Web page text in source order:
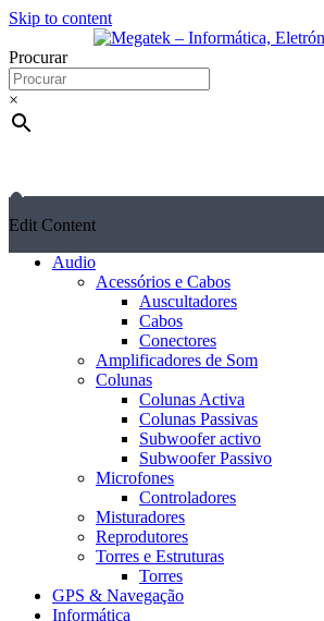
Skip to content
Procurar
×
Edit Content
Audio
Acessórios e Cabos
Auscultadores
Cabos
Conectores
Amplificadores de Som
Colunas
Colunas Activa
Colunas Passivas
Subwoofer activo
Subwoofer Passivo
Microfones
Controladores
Misturadores
Reprodutores
Torres e Estruturas
Torres
GPS & Navegação
Informática